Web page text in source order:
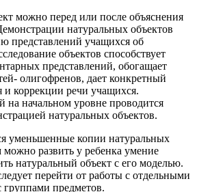
можно перед или после объяснения
натуральных объектов
представлений учащихся об
объектов способствует
представлений, обогащает
олигофренов, дает конкретный
и коррекции речи учащихся.
на начальном уровне проводится
натуральных объектов.
уменьшенные копии натуральных
развить у ребенка умение
натуральный объект с его моделью.
перейти от работы с отдельными
группами предметов.